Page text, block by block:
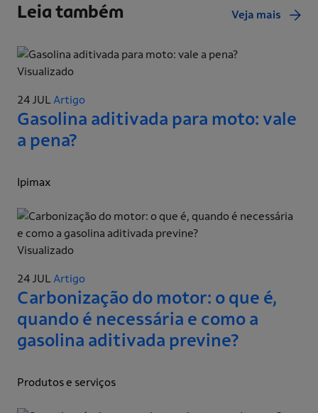
Leia também Veja mais
Visualizado
24 JULArtigo
Gasolina aditivada para moto: vale
a pena?
Ipimax
Visualizado
24 JULArtigo
Carbonização do motor: o que é,
quando é necessária e como a
gasolina aditivada previne?
Produtos e serviços